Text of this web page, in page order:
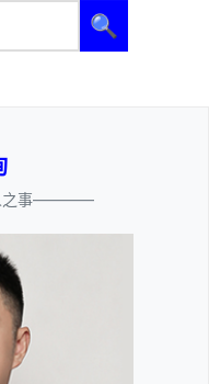
🔍
之事————